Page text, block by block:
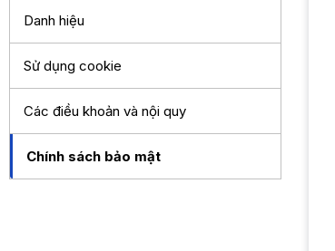
Danh hiệu
Sử dụng cookie
Các điều khoản và nội quy
Chính sách bảo mật